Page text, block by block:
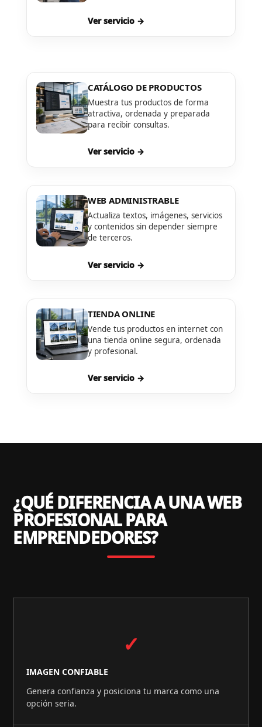
Ver servicio →
CATÁLOGO DE PRODUCTOS
Muestra tus productos de forma
atractiva, ordenada y preparada
para recibir consultas.
Ver servicio →
WEB ADMINISTRABLE
Actualiza textos, imágenes, servicios
y contenidos sin depender siempre
de terceros.
Ver servicio →
TIENDA ONLINE
Vende tus productos en internet con
una tienda online segura, ordenada
y profesional.
Ver servicio →
¿QUÉ DIFERENCIA A UNA WEB
PROFESIONAL PARA
EMPRENDEDORES?
✓
IMAGEN CONFIABLE
Genera confianza y posiciona tu marca como una
opción seria.